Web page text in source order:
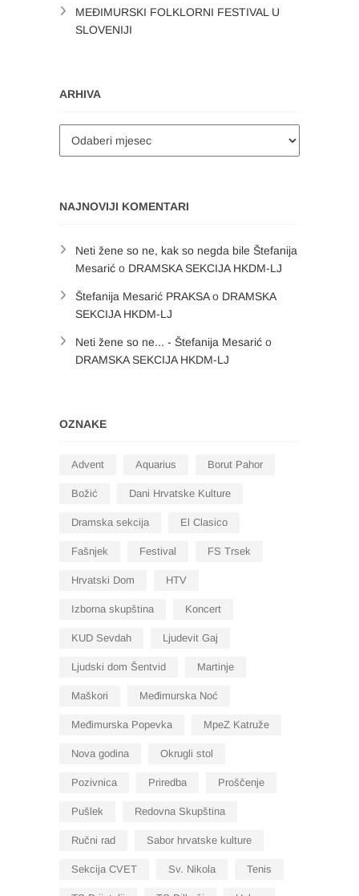
MEĐIMURSKI FOLKLORNI FESTIVAL U
SLOVENIJI
ARHIVA
NAJNOVIJI KOMENTARI
Neti žene so ne, kak so negda bile Štefanija
Mesarić o DRAMSKA SEKCIJA HKDM-LJ
Štefanija Mesarić PRAKSAo DRAMSKA
SEKCIJA HKDM-LJ
Neti žene so ne... - Štefanija Mesarić o
DRAMSKA SEKCIJA HKDM-LJ
OZNAKE
Advent Aquarius Borut Pahor
Božić Dani Hrvatske Kulture
Dramska sekcija El Clasico
Fašnjek Festival FS Trsek
Hrvatski Dom HTV
Izborna skupština Koncert
KUD Sevdah Ljudevit Gaj
Ljudski dom Šentvid Martinje
Maškori Međimurska Noć
Međimurska Popevka MpeZ Katruže
Nova godina Okrugli stol
Pozivnica Priredba Proščenje
Pušlek Redovna Skupština
Ručni rad Sabor hrvatske kulture
Sekcija CVET Sv. Nikola Tenis